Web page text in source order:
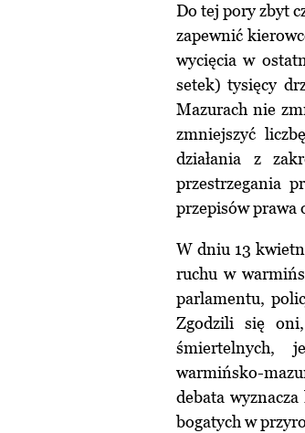
Do tej pory zbyt
zapewnić
wycięcia w
setek) tysięcy
Mazurach nie
zmniejszyć
działania z
przestrzegania
przepisów prawa
W dniu 13
ruchu w
parlamentu,
Zgodzili się oni,
śmiertelnych,
warmińsko-
debata
bogatych w